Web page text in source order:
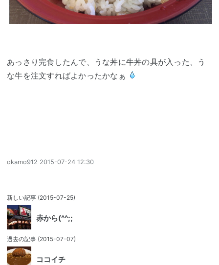
あっさり完食したんで、うな丼に牛丼の具が入った、う
な牛を注文すればよかったかなぁ
okamo912 2015-07-24 12:30
新しい記事 (2015-07-25)
赤から(^^;;
過去の記事 (2015-07-07)
ココイチ